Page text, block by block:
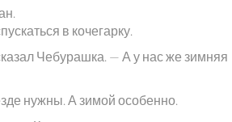
в кочегарку.
Чебурашка. — А у нас же зимняя
нужны. А зимой особенно.